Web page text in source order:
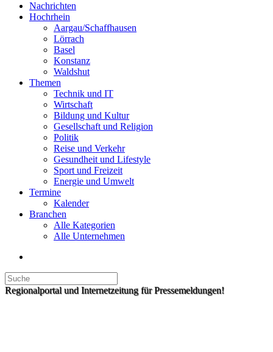
Nachrichten
Hochrhein
Aargau/Schaffhausen
Lörrach
Basel
Konstanz
Waldshut
Themen
Technik und IT
Wirtschaft
Bildung und Kultur
Gesellschaft und Religion
Politik
Reise und Verkehr
Gesundheit und Lifestyle
Sport und Freizeit
Energie und Umwelt
Termine
Kalender
Branchen
Alle Kategorien
Alle Unternehmen
Regionalportal und Internetzeitung für Pressemeldungen!